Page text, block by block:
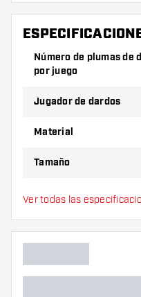
Asegúrate de tener
Estas pueden
Prueba una forma,
variante es mejor
Número de plumas de dardos
por juego
Jugador de dardos
Material
Tamaño
Tipo
Flexibilidad
Ver todas las